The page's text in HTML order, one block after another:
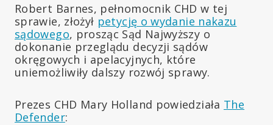
Robert Barnes, pełnomocnik CHD w tej
sprawie, złożył petycję o wydanie nakazu
sądowego, prosząc Sąd Najwyższy o
dokonanie przeglądu decyzji sądów
okręgowych i apelacyjnych, które
uniemożliwiły dalszy rozwój sprawy.
Prezes CHD Mary Holland powiedziała The
Defender: